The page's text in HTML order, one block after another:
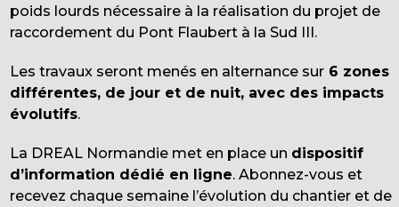
poids lourds nécessaire à la réalisation du projet de
raccordement du Pont Flaubert à la Sud III.
Les travaux seront menés en alternance sur 6 zones
différentes, de jour et de nuit, avec des impacts
évolutifs.
La DREAL Normandie met en place un dispositif
d’information dédié en ligne. Abonnez-vous et
recevez chaque semaine l’évolution du chantier et de